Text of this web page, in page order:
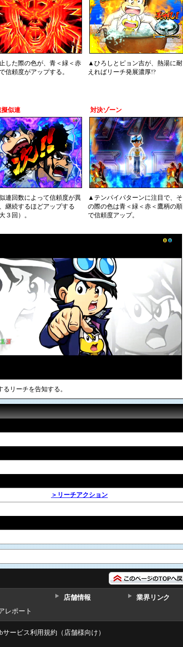
した際の色が、青＜緑＜赤
信頼度がアップする。
▲ひろしとピョン吉が、熱湯に耐
えればリーチ発展濃厚!?
擬似連 対決ゾーン
連回数によって信頼度が異
継続するほどアップする
３回）。
▲テンパイパターンに注目で、そ
の際の色は青＜緑＜赤＜鷹柄の順
で信頼度アップ。
リーチを告知する。
＞リーチアクション
レポート
店舗情報 業界リンク
サービス利用規約（店舗様向け）